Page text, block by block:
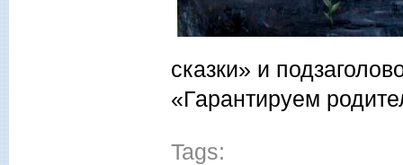
сказки» и
«Гарантируем
Tags: